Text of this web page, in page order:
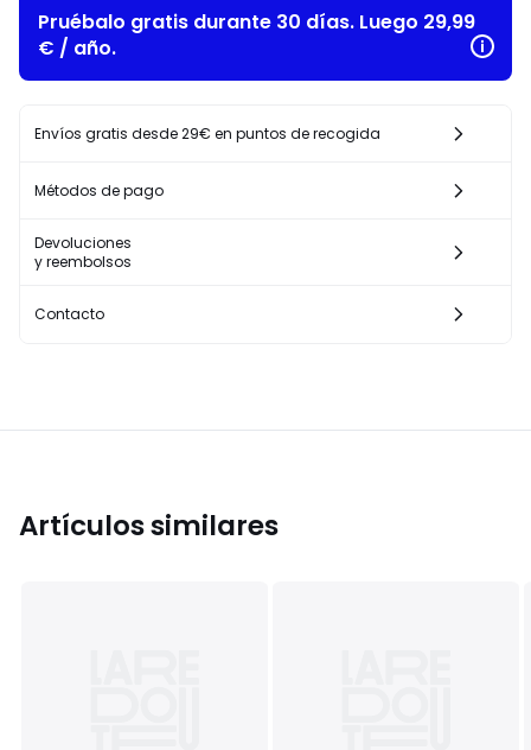
Pruébalo gratis durante 30 días. Luego 29,99
€ / año.
Envíos gratis desde 29€ en puntos de recogida
Métodos de pago
Devoluciones
y reembolsos
Contacto
Artículos similares